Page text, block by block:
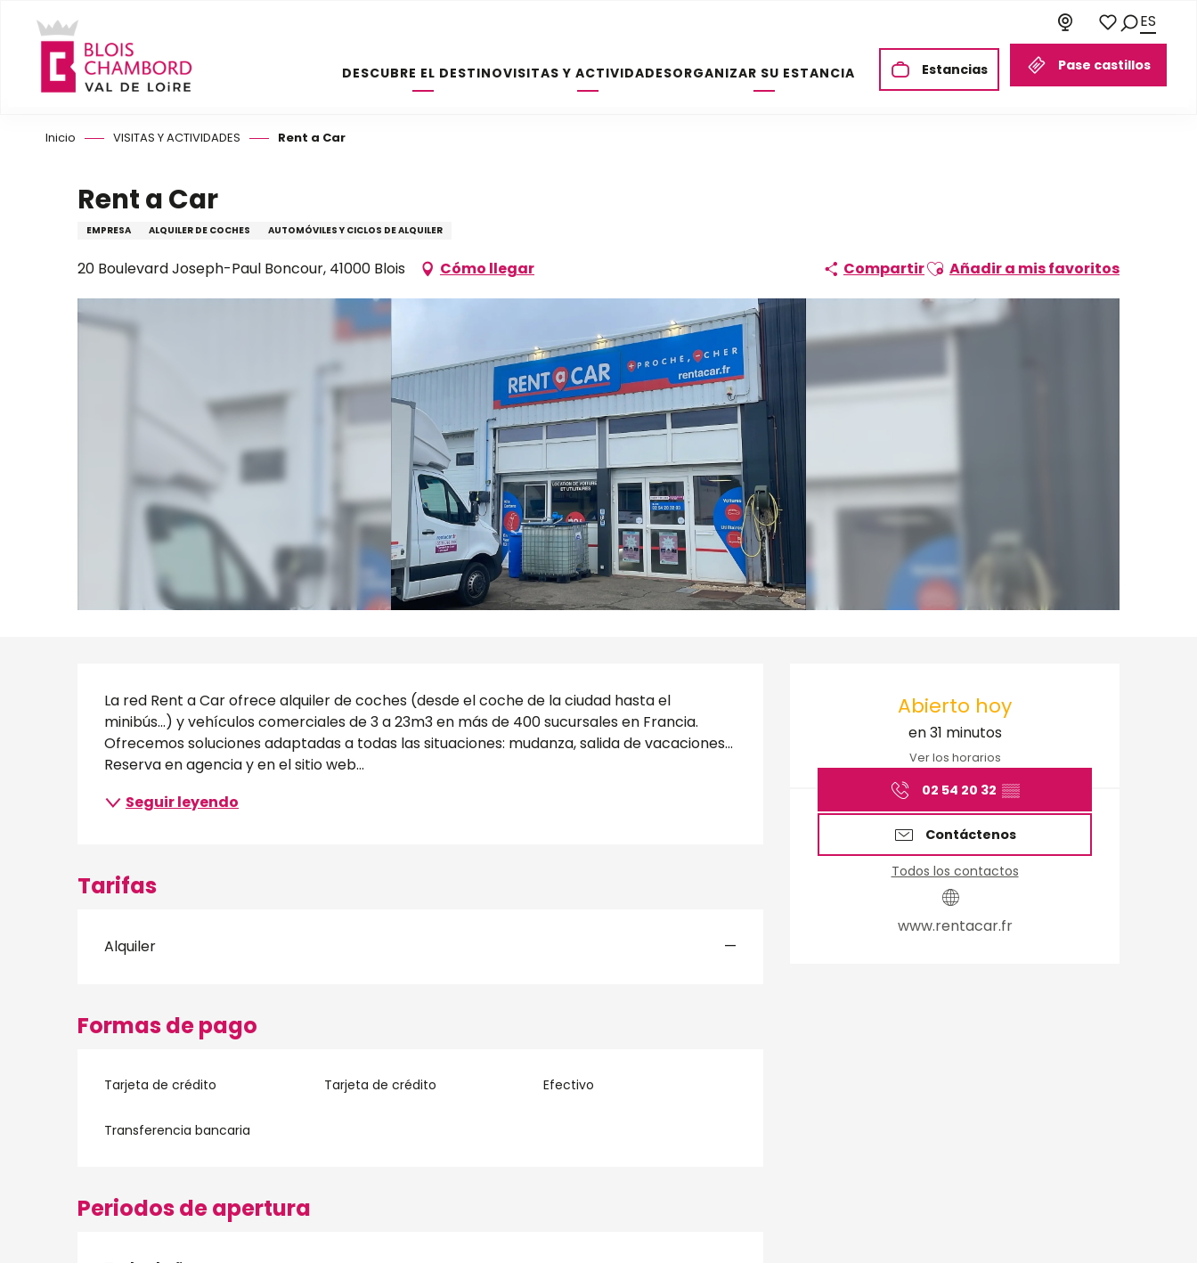
contenu
principal
Pase castillos
Estancias
Voir les
Buscar
ES
DESCUBRE EL DESTINOVISITAS Y ACTIVIDADESORGANIZAR SU ESTANCIA
Inicio VISITAS Y ACTIVIDADES Rent a Car
Rent a Car
EMPRESA ALQUILER DE COCHES AUTOMÓVILES Y CICLOS DE ALQUILER
20 Boulevard Joseph-Paul Boncour, 41000 Blois Cómo llegar CompartirAjouter aux favoris
Añadir a mis favoritos
Horarios y datos de
Abierto hoy
en 31 minutos
Ver los horarios
02 54 20 32 ▒▒
Contáctenos
Todos los contactos
www.rentacar.fr
Descripción
La red Rent a Car ofrece alquiler de coches (desde el coche de la ciudad hasta el
minibús...) y vehículos comerciales de 3 a 23m3 en más de 400 sucursales en Francia.
Ofrecemos soluciones adaptadas a todas las situaciones: mudanza, salida de vacaciones...
Reserva en agencia y en el sitio web...
Seguir leyendo
Tarifas
Alquiler —
Formas de pago
Tarjeta de crédito Tarjeta de crédito Efectivo
Transferencia bancaria
Periodos de apertura